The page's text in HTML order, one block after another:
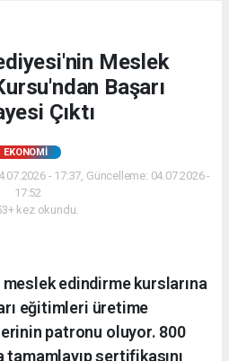
Meslek
Başarı
Çıktı
EKONOMİ
- 17:37, Güncelleme: 04.07.2026 -
17:52
kez okundu.
edindirme kurslarına
eğitimleri üretime
patronu oluyor. 800
sertifikasını